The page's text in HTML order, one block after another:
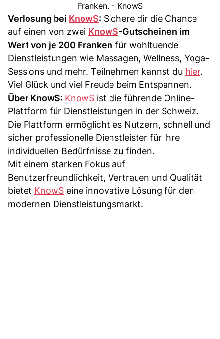
Franken. - KnowS
Verlosung bei KnowS: Sichere dir die Chance
auf einen von zwei KnowS-Gutscheinen im
Wert von je 200 Franken für wohltuende
Dienstleistungen wie Massagen, Wellness, Yoga-
Sessions und mehr. Teilnehmen kannst du hier.
Viel Glück und viel Freude beim Entspannen.
Über KnowS: KnowS ist die führende Online-
Plattform für Dienstleistungen in der Schweiz.
Die Plattform ermöglicht es Nutzern, schnell und
sicher professionelle Dienstleister für ihre
individuellen Bedürfnisse zu finden.
Mit einem starken Fokus auf
Benutzerfreundlichkeit, Vertrauen und Qualität
bietet KnowS eine innovative Lösung für den
modernen Dienstleistungsmarkt.